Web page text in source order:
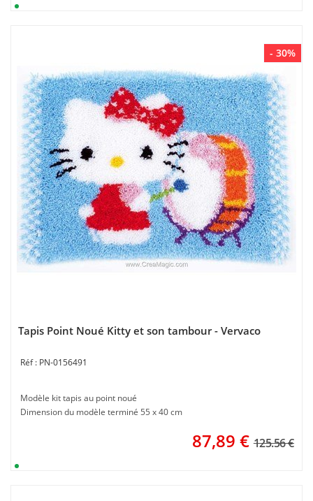
- 30%
Tapis Point Noué Kitty et son tambour - Vervaco
PN-0156491
Modèle kit tapis au point noué
Dimension du modèle terminé 55 x 40 cm
87,89 € 125.56 €